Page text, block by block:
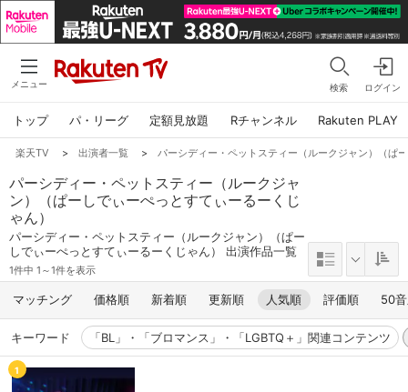
メニュー 検索 ログイン
トップ パ・リーグ 定額見放題 Rチャンネル Rakuten PLAY
楽天TV > 出演者一覧 > パーシディー・ペットスティー（ルークジャン）（ぱ
パーシディー・ペットスティー（ルークジャ
ン）（ぱーしでぃーぺっとすてぃーるーくじ
ゃん）
パーシディー・ペットスティー（ルークジャン）（ぱー
しでぃーぺっとすてぃーるーくじゃん） 出演作品一覧
1件中 1～1件を表示
マッチング 価格順 新着順 更新順 人気順 評価順 50
キーワード 「BL」・「ブロマンス」・「LGBTQ＋」関連コンテンツ
1